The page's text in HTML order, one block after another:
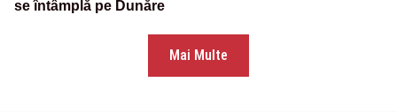
se întâmplă pe Dunăre
Mai Multe